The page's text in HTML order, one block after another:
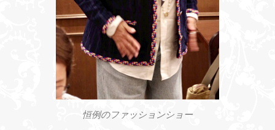
恒例のファッションショー